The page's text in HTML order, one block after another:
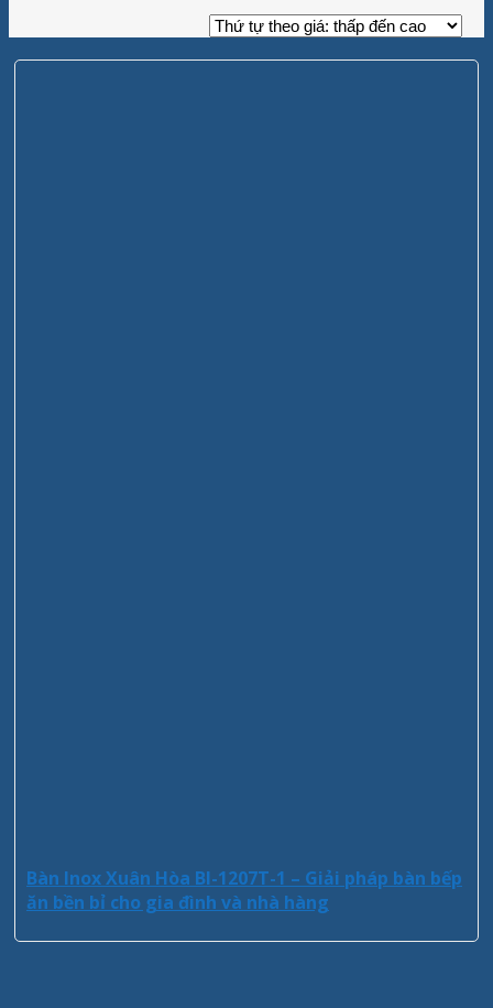
Bàn Inox Xuân Hòa BI-1207T-1 – Giải pháp bàn bếp
ăn bền bỉ cho gia đình và nhà hàng